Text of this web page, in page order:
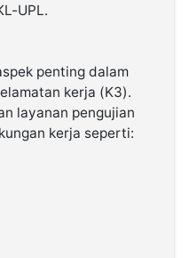
UPL.
penting dalam
kerja (K3).
layanan pengujian
kerja seperti: